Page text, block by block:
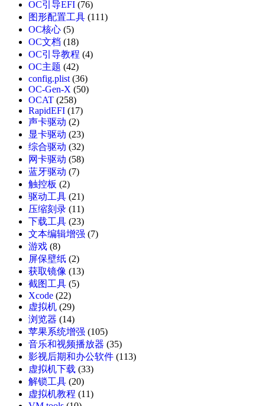
OC引导EFI (76)
图形配置工具 (111)
OC核心 (5)
OC文档 (18)
OC引导教程 (4)
OC主题 (42)
config.plist (36)
OC-Gen-X (50)
OCAT (258)
RapidEFI (17)
声卡驱动 (2)
显卡驱动 (23)
综合驱动 (32)
网卡驱动 (58)
蓝牙驱动 (7)
触控板 (2)
驱动工具 (21)
压缩刻录 (11)
下载工具 (23)
文本编辑增强 (7)
游戏 (8)
屏保壁纸 (2)
获取镜像 (13)
截图工具 (5)
Xcode (22)
虚拟机 (29)
浏览器 (14)
苹果系统增强 (105)
音乐和视频播放器 (35)
影视后期和办公软件 (113)
虚拟机下载 (33)
解锁工具 (20)
虚拟机教程 (11)